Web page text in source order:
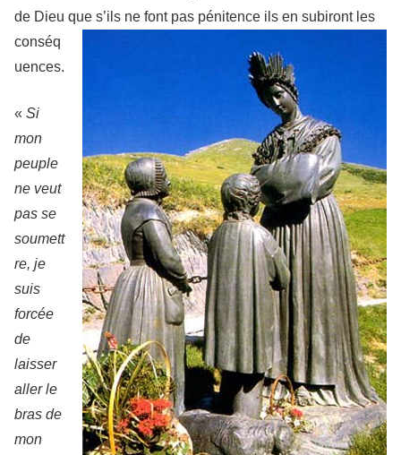
de Dieu que s’ils ne font pas pénitence ils en subiront les
conséq
uences.
« Si
mon
peuple
ne veut
pas se
soumett
re, je
suis
forcée
de
laisser
aller le
bras de
mon